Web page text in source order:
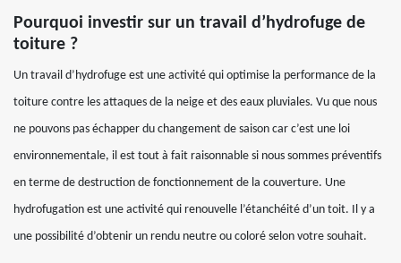
Pourquoi investir sur un travail d’hydrofuge de
toiture ?
Un travail d’hydrofuge est une activité qui optimise la performance de la
toiture contre les attaques de la neige et des eaux pluviales. Vu que nous
ne pouvons pas échapper du changement de saison car c’est une loi
environnementale, il est tout à fait raisonnable si nous sommes préventifs
en terme de destruction de fonctionnement de la couverture. Une
hydrofugation est une activité qui renouvelle l’étanchéité d’un toit. Il y a
une possibilité d’obtenir un rendu neutre ou coloré selon votre souhait.